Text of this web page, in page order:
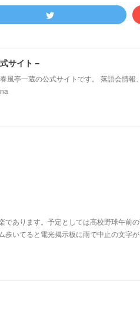
サイト－
亭一蔵の公式サイトです。 落語会情報
あります。予定としては高校野球午前
いてると電光掲示板に雨で中止の文字